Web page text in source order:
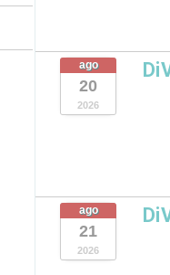
ago
20
2026
ago
21
2026